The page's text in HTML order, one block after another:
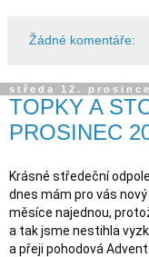
Žádné komentáře:
středa 12.
TOPKY A
PROSINEC
Krásné středeční
dnes mám pro vás
měsíce najednou,
a tak jsme nestihla
a přeji pohodová Advent